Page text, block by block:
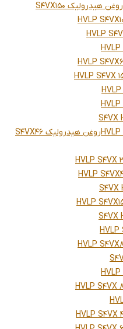
روغن هیدرولیک S4VX150
روغن هیدرولیک S4VX46